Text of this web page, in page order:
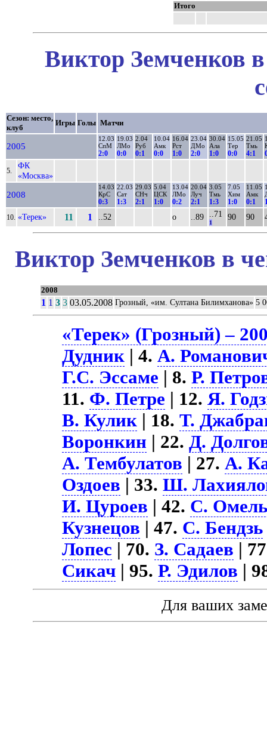
Итого
Виктор Земченков
Сезон: место,
клуб
Игры Голы Матчи
2005
12.03
СпМ
2:0
19.03
ЛМо
0:0
2.04
Руб
0:1
10.04
Амк
0:0
16.04
Рст
1:0
23.04
ДМо
2:0
30.04
Ала
1:0
15.05
Тер
0:0
21.05
Тмь
4:1
5.
ФК
«Москва»
2008
14.03
КрС
0:3
22.03
Сат
1:3
29.03
СНч
2:1
5.04
ЦСК
1:0
13.04
ЛМо
0:2
20.04
Луч
2:1
3.05
Тмь
1:3
7.05
Хим
1:0
11.05
Амк
0:1
10. «Терек» 11 1 ..52 о ..89 ..71
1
90 90
Виктор Земченков в
2008
1 1 3 3 03.05.2008 Грозный, «им. Султана Билимханова» 5
«Терек» (Грозный) –
Дудник | 4.А.
Г.С. Эссаме | 8.Р.
11. Ф. Петре | 12.Я.
В. Кулик | 18.Т.
Воронкин | 22.Д.
А. Тембулатов | 27.А.
Оздоев | 33.Ш.
И. Цуроев | 42. С.
Кузнецов | 47. С. Бендзь
Лопес | 70. З. Садаев |
Сикач | 95.Р. Эдилов |
Для ваших